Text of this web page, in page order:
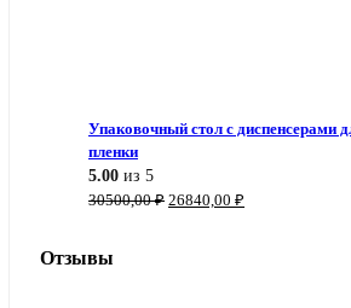
Упаковочный стол с диспенсерами
пленки
5.00 из 5
30500,00₽ Первоначальная
26840,00 ₽
Отзывы